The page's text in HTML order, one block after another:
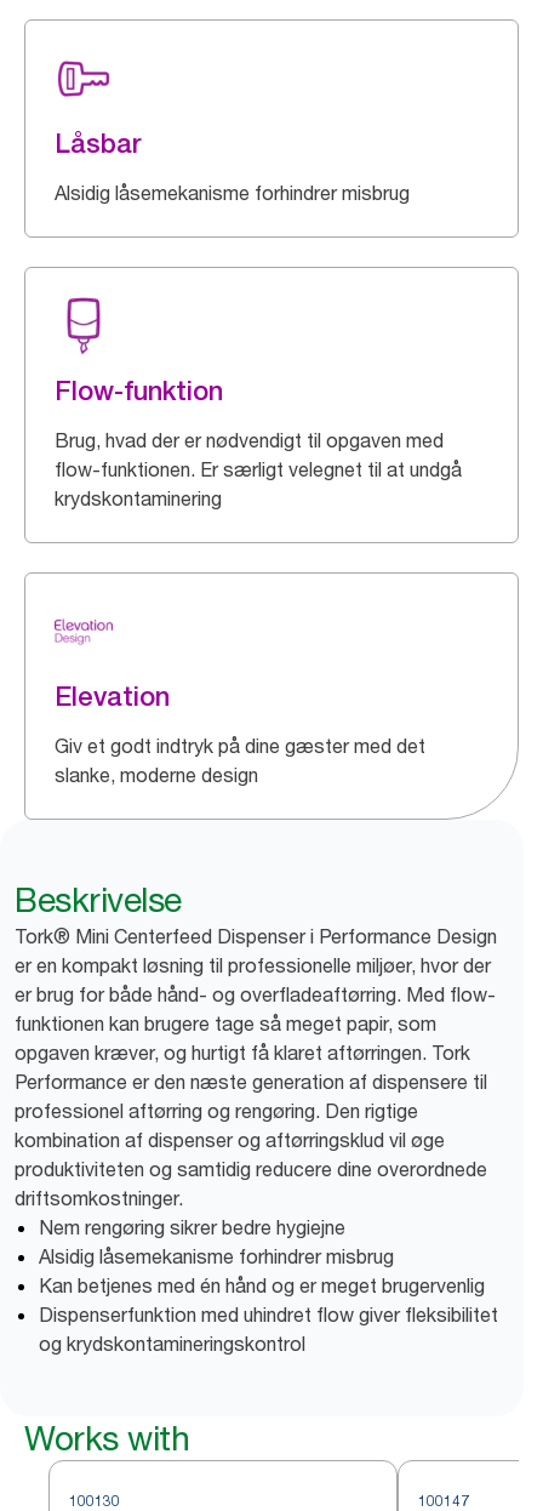
Låsbar
Alsidig låsemekanisme forhindrer misbrug
Flow-funktion
Brug, hvad der er nødvendigt til opgaven med
flow-funktionen. Er særligt velegnet til at undgå
krydskontaminering
Elevation
Giv et godt indtryk på dine gæster med det
slanke, moderne design
Beskrivelse
Tork® Mini Centerfeed Dispenser i Performance Design
er en kompakt løsning til professionelle miljøer, hvor der
er brug for både hånd- og overfladeaftørring. Med flow-
funktionen kan brugere tage så meget papir, som
opgaven kræver, og hurtigt få klaret aftørringen. Tork
Performance er den næste generation af dispensere til
professionel aftørring og rengøring. Den rigtige
kombination af dispenser og aftørringsklud vil øge
produktiviteten og samtidig reducere dine overordnede
driftsomkostninger.
Nem rengøring sikrer bedre hygiejne
Alsidig låsemekanisme forhindrer misbrug
Kan betjenes med én hånd og er meget brugervenlig
Dispenserfunktion med uhindret flow giver fleksibilitet
og krydskontamineringskontrol
Works with
100130 100147